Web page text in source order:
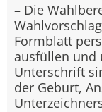
– Die
Formblatt
ausfüllen und
Unterschrift
der Geburt,